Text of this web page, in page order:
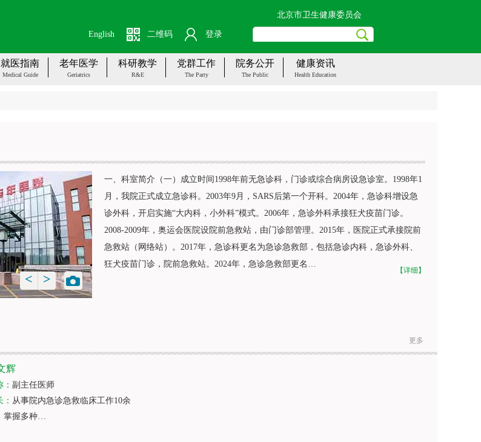
北京市卫生健康委员会
二维码 登录
English
就医指南
Medical Guide
老年医学
Geriatrics
科研教学
R&E
党群工作
The Party
院务公开
The Public
健康资讯
Health Education
< >
一、科室简介（一）成立时间1998年前无急诊科，门诊或综合病房设急诊室。1998年1
月，我院正式成立急诊科。2003年9月，SARS后第一个开科。2004年，急诊科增设急
诊外科，开启实施“大内科，小外科”模式。2006年，急诊外科承接狂犬疫苗门诊。
2008-2009年，奥运会医院设院前急救站，由门诊部管理。2015年，医院正式承接院前
急救站（网络站）。2017年，急诊科更名为急诊急救部，包括急诊内科，急诊外科、
狂犬疫苗门诊，院前急救站。2024年，急诊急救部更名…
【详细】
更多
辉
副主任医师
从事院内急诊急救临床工作10余
掌握多种…